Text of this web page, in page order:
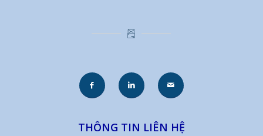
THÔNG TIN LIÊN HỆ